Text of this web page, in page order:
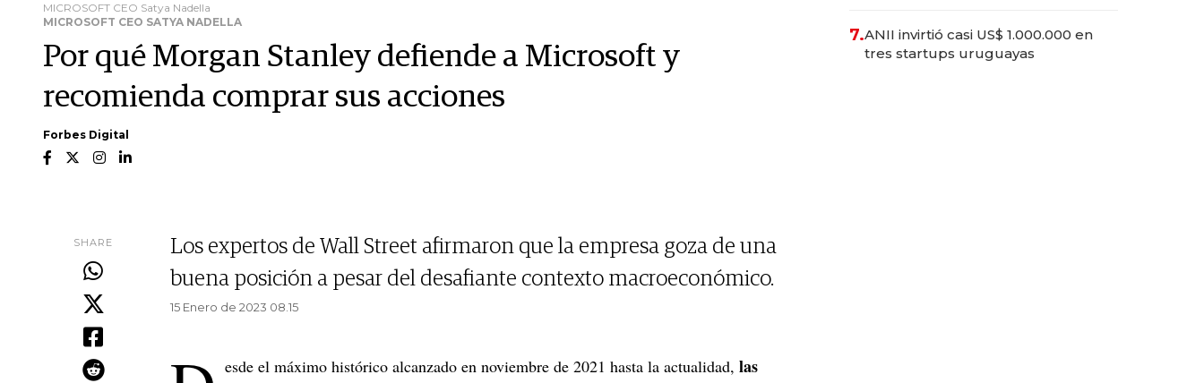
MICROSOFT CEO Satya Nadella
MICROSOFT CEO SATYA NADELLA
Por qué Morgan Stanley defiende a Microsoft y
recomienda comprar sus acciones
Forbes Digital
SHARE
Los expertos de Wall Street afirmaron que la empresa goza de una
buena posición a pesar del desafiante contexto macroeconómico.
15 Enero de 2023 08.15
esde el máximo histórico alcanzado en noviembre de 2021 hasta la actualidad, las
presidente del BCU al
conservadurismo financiero
7.ANII invirtió casi US$ 1.000.000 en
tres startups uruguayas